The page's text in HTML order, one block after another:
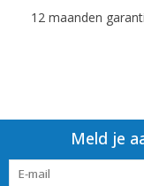
12 maanden
Meld je